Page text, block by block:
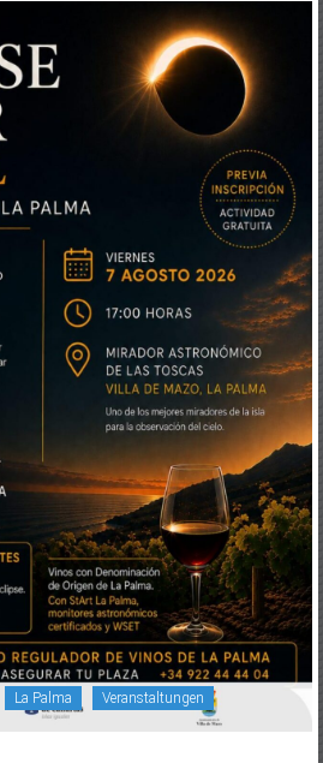
La Palma Veranstaltungen